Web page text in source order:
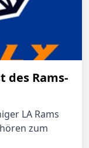
des Rams-
LA Rams
zum